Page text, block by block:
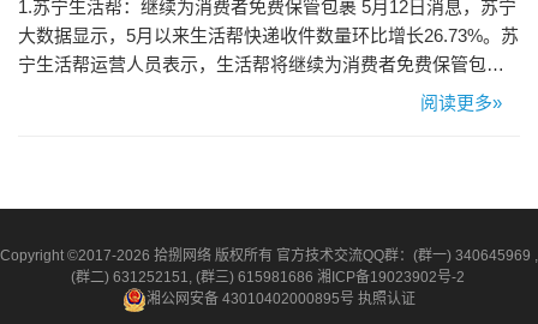
1.苏宁生活帮：继续为消费者免费保管包裹 5月12日消息，苏宁
大数据显示，5月以来生活帮快递收件数量环比增长26.73%。苏
宁生活帮运营人员表示，生活帮将继续为消费者免费保管包
裹，不会诱导、强制消费者付费。同时生活帮持续向全行业开
家…
阅读更多»
Copyright ©2017-2026 拾捌网络 版权所有 官方技术交流QQ群：(群一) 340645969 ,
(群二) 631252151, (群三) 615981686 湘ICP备19023902号-2
湘公网安备 43010402000895号 执照认证